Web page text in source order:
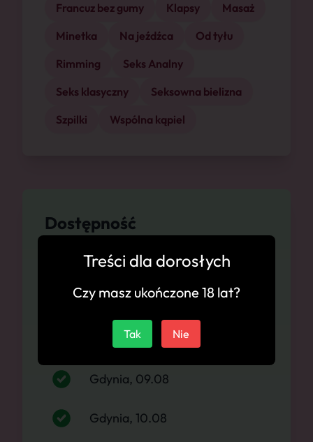
Francuz bez gumy Klapsy
Masaż
Minetka
Na jeźdźca
Od tyłu
Rimming
Seks Analny
Seks klasyczny
Seksowna bielizna
Szpilki
Wspólna kąpiel
Dostępność
Gdynia, 06.08
Gdynia, 07.08
Gdynia, 08.08
Gdynia, 09.08
Gdynia, 10.08
Treści dla dorosłych
Czy masz ukończone 18 lat?
Tak Nie